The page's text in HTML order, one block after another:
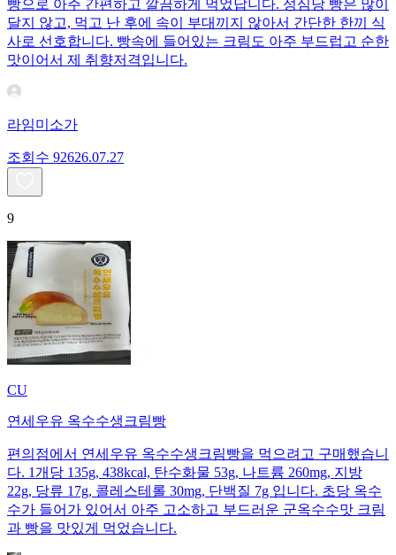
빵으로 아주 간편하고 깔끔하게 먹었답니다. 성심당 빵은 많이
달지 않고, 먹고 난 후에 속이 부대끼지 않아서 간단한 한끼 식
사로 선호합니다. 빵속에 들어있는 크림도 아주 부드럽고 순한
맛이어서 제 취향저격입니다.
라임미소가
조회수 92626.07.27
9
CU
연세우유 옥수수생크림빵
편의점에서 연세우유 옥수수생크림빵을 먹으려고 구매했습니
다. 1개당 135g, 438kcal, 탄수화물 53g, 나트륨 260mg, 지방
22g, 당류 17g, 콜레스테롤 30mg, 단백질 7g 입니다. 초당 옥수
수가 들어가 있어서 아주 고소하고 부드러운 군옥수수맛 크림
과 빵을 맛있게 먹었습니다.